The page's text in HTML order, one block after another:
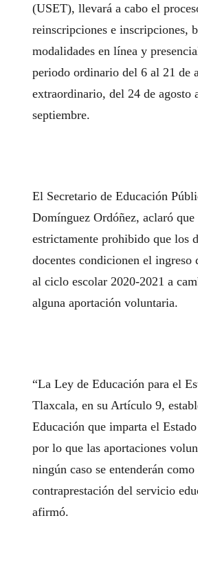
(USET), llevará a cabo el
reinscripciones e inscripciones,
modalidades en línea y
periodo ordinario del 6 al 21 de
extraordinario, del 24 de agosto
septiembre.
El Secretario de Educación
Domínguez Ordóñez, aclaró que
estrictamente prohibido que los
docentes condicionen el ingreso
al ciclo escolar 2020-2021 a
alguna aportación voluntaria.
“La Ley de Educación para el
Tlaxcala, en su Artículo 9,
Educación que imparta el
por lo que las aportaciones
ningún caso se entenderán como
contraprestación del servicio
afirmó.